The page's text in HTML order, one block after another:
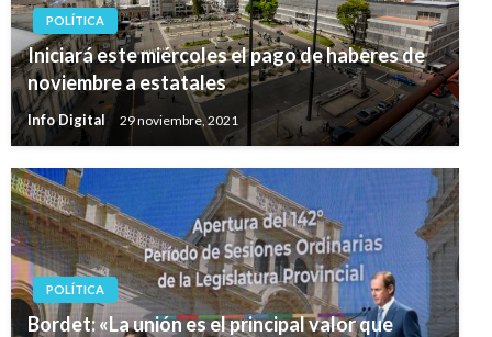
POLÍTICA
Iniciará este miércoles el pago de haberes de
noviembre a estatales
Info Digital 29 noviembre, 2021
POLÍTICA
Bordet: «La unión es el principal valor que